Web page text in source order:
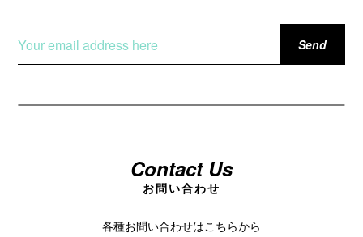
Contact Us
お問い合わせ
各種お問い合わせはこちらから